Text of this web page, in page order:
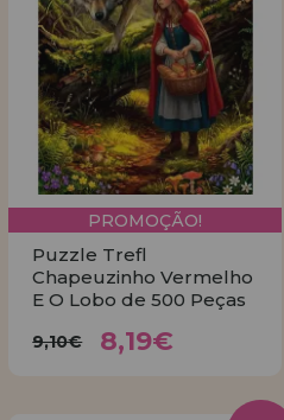
PROMOÇÃO!
Puzzle Trefl
Chapeuzinho Vermelho
E O Lobo de 500 Peças
9,10€ 8,19€